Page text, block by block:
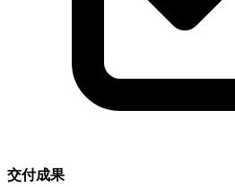
交付成果